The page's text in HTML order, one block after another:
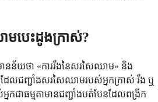
បេះដូងក្រាស់?
នន័យថា «ការរឹងនៃសរសៃឈាម» និង
លជញ្ជាំងសរសៃឈាមរបស់អ្នកក្រាស់ រឹង ឬ
ជាធម្មតាមានជញ្ជាំងបត់បែនដែលពង្រីក